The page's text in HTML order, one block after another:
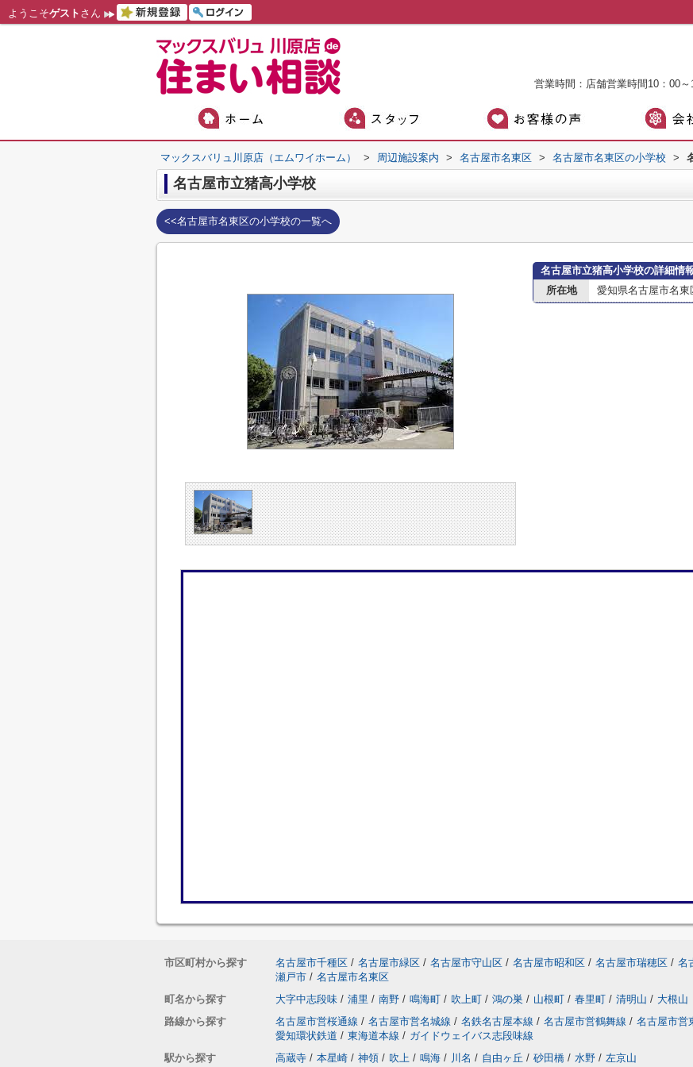
ようこそゲスト さん
営業時間：店舗営業時間10：00
マックスバリュ川原店（エムワイホーム） > 周辺施設案内 > 名古屋市名東区 > 名古屋市名東区の小学校 >
名古屋市立猪高小学校
<<名古屋市名東区の小学校の一覧へ
名古屋市立猪高小学校の詳細情
所在地
愛知県名古屋市名東
市区町村から探す 名古屋市千種区 / 名古屋市緑区 / 名古屋市守山区 / 名古屋市昭和区 / 名古屋市瑞穂区 / 名
瀬戸市 / 名古屋市名東区
町名から探す
大字中志段味 / 浦里 / 南野 / 鳴海町 / 吹上町 / 鴻の巣 / 山根町 / 春里町 / 清明山 / 大根山
路線から探す
名古屋市営桜通線 / 名古屋市営名城線 / 名鉄名古屋本線 / 名古屋市営鶴舞線 / 名古屋市営
愛知環状鉄道 / 東海道本線 / ガイドウェイバス志段味線
駅から探す
高蔵寺 / 本星崎 / 神領 / 吹上 / 鳴海 / 川名 / 自由ヶ丘 / 砂田橋 / 水野 / 左京山